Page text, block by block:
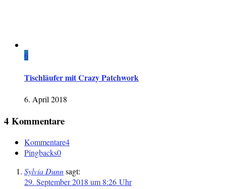
6
Tischläufer mit Crazy Patchwork
6. April 2018
4 Kommentare
Kommentare4
Pingbacks0
Sylvia Dunnsagt:
29. September 2018 um 8:26 Uhr